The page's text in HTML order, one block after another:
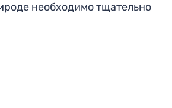
необходимо тщательно